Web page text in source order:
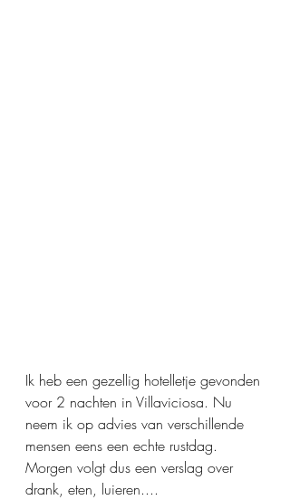
Ik heb een gezellig hotelletje gevonden
voor 2 nachten in Villaviciosa. Nu
neem ik op advies van verschillende
mensen eens een echte rustdag.
Morgen volgt dus een verslag over
drank, eten, luieren....